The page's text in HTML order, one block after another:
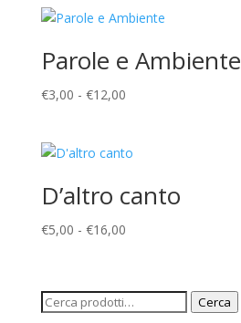
da
a
Parole e Ambiente
€3,00 - €12,00Fascia
da
a
D’altro canto
€5,00 - €16,00Fascia
da
€5,00
Cerca: Cerca